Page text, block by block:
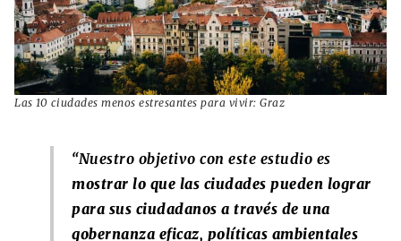
Las 10 ciudades menos estresantes para vivir: Graz
“Nuestro objetivo con este estudio es
mostrar lo que las ciudades pueden lograr
para sus ciudadanos a través de una
gobernanza eficaz, políticas ambientales